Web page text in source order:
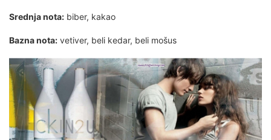
Srednja nota: biber, kakao
Bazna nota: vetiver, beli kedar, beli mošus